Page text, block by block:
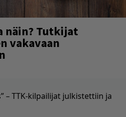
näin? Tutkijat
vakavaan